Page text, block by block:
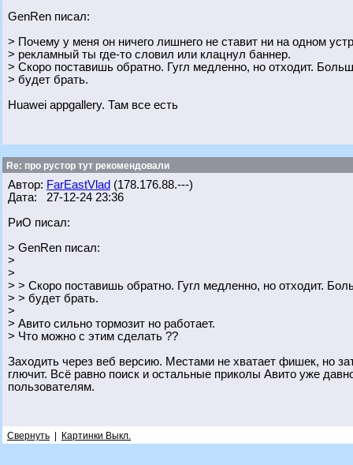
GenRen писал:
> Почему у меня он ничего лишнего не ставит ни на одном
> рекламный ты где-то словил или клацнул баннер.
> Скоро поставишь обратно. Гугл медленно, но отходит.
> будет брать.
Huawei appgallery. Там все есть
Re: про рустор тут рекомендовали
Автор: FarEastVlad (178.176.88.---)
Дата: 27-12-24 23:36
РиО писал:
> GenRen писал:
>
>
> > Скоро поставишь обратно. Гугл медленно, но отходит.
> > будет брать.
>
> Авито сильно тормозит но работает.
> Что можно с этим сделать ??
Заходить через веб версию. Местами не хватает фишек, но
глючит. Всё равно поиск и остальные приколы Авито уже
пользователям.
Свернуть Картинки Выкл.